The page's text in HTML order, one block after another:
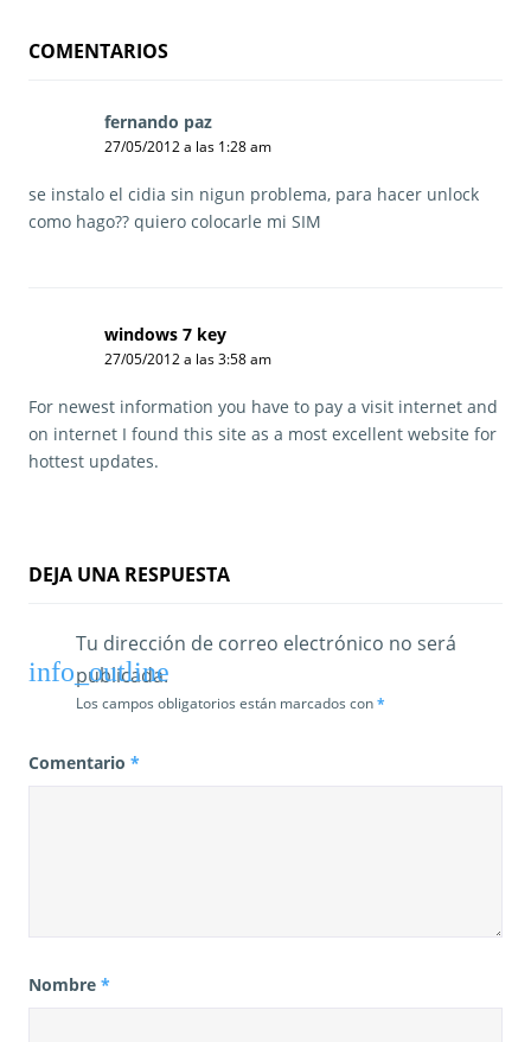
a
COMENTARIOS
fernando paz
i
e
:
27/05/2012 a las 1:28 am
se instalo el cidia sin nigun problema, para hacer unlock
como hago?? quiero colocarle mi SIM
windows 7 key
i
e
:
27/05/2012 a las 3:58 am
For newest information you have to pay a visit internet and
on internet I found this site as a most excellent website for
hottest updates.
DEJA UNA RESPUESTA
Tu dirección de correo electrónico no será
publicada.
Los campos obligatorios están marcados con*
Comentario *
Nombre *